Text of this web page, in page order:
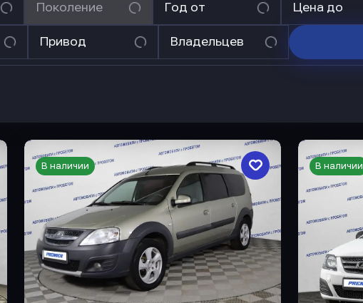
Поколение Год от Цена до
Привод Владельцев
В наличии В наличии